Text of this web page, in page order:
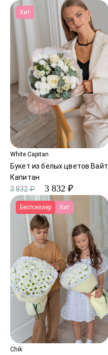
Хит
White Capitan
Букет из белых цветов Вайт
Капитан
3 832 ₽
3 832 ₽
Бестселлер Хит
Chik